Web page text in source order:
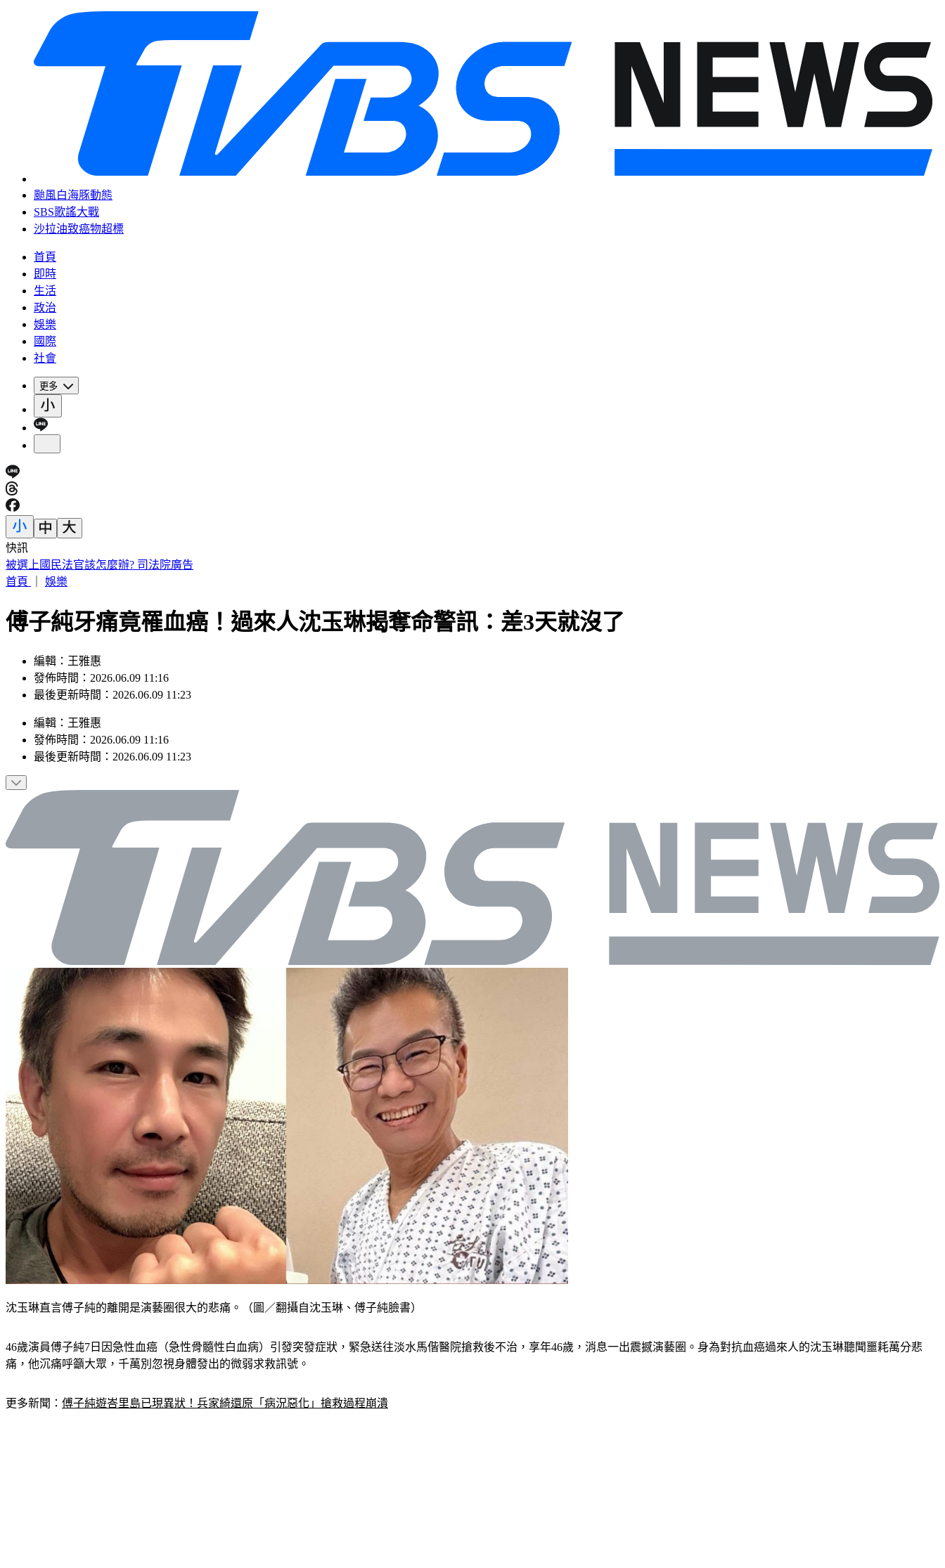
颱風白海豚動態
SBS歌謠大戰
沙拉油致癌物超標
首頁
即時
生活
政治
娛樂
國際
社會
更多
快訊
被選上國民法官該怎麼辦? 司法院廣告
首頁
娛樂
傅子純牙痛竟罹血癌！過來人沈玉琳揭奪命警訊：差3天就沒了
編輯：王雅惠
發佈時間：2026.06.09 11:16
最後更新時間：2026.06.09 11:23
編輯 ： 王雅惠
發佈時間： 2026.06.09 11:16
最後更新時間： 2026.06.09 11:23
沈玉琳直言傅子純的離開是演藝圈很大的悲痛。（圖／翻攝自沈玉琳、傅子純臉書）
46歲演員傅子純7日因急性血癌（急性骨髓性白血病）引發突發症狀，緊急送往淡水馬偕醫院搶救後不治，享年46歲，消息一出震撼演藝圈。身為對抗血癌過來人的沈玉琳聽聞噩耗萬分悲
痛，他沉痛呼籲大眾，千萬別忽視身體發出的微弱求救訊號。
更多新聞： 傅子純遊峇里島已現異狀！兵家綺還原「病況惡化」搶救過程崩潰